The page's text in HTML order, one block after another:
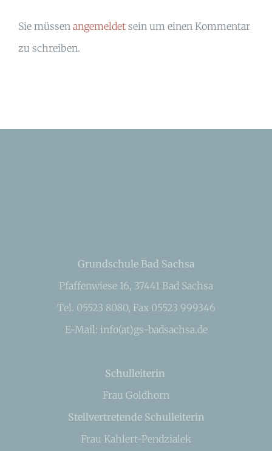
Sie müssen angemeldet sein um einen Kommentar
zu schreiben.
Grundschule Bad Sachsa
Pfaffenwiese 16, 37441 Bad Sachsa
Tel. 05523 8080, Fax 05523 999346
E-Mail: info(at)gs-badsachsa.de
Schulleiterin
Frau Goldhorn
Stellvertretende Schulleiterin
Frau Kahlert-Pendzialek